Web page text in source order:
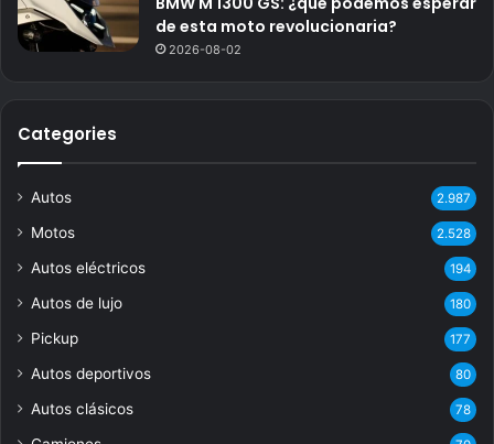
de esta moto revolucionaria?
2026-08-02
Categories
Autos 2.987
Motos 2.528
Autos eléctricos 194
Autos de lujo 180
Pickup 177
Autos deportivos 80
Autos clásicos 78